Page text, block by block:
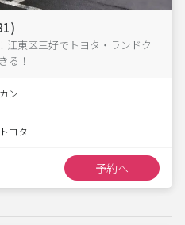
江東区三好でトヨタ・ランドク
る！
ン
ヨタ
予約へ